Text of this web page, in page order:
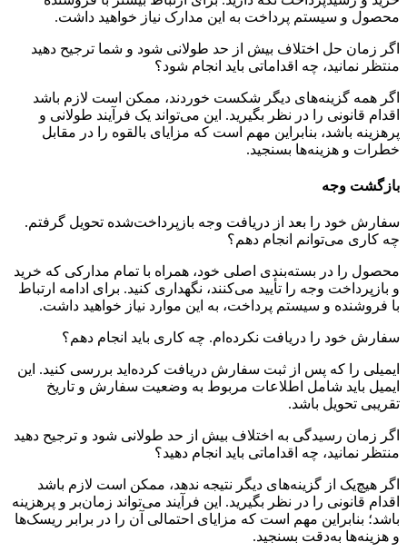
محصول و سیستم پرداخت به این مدارک نیاز خواهید داشت.
اگر زمان حل اختلاف بیش از حد طولانی شود و شما ترجیح دهید
منتظر نمانید، چه اقداماتی باید انجام شود؟
اگر همه گزینه‌های دیگر شکست خوردند، ممکن است لازم باشد
اقدام قانونی را در نظر بگیرید. این می‌تواند یک فرآیند طولانی و
پرهزینه باشد، بنابراین مهم است که مزایای بالقوه را در مقابل
خطرات و هزینه‌ها بسنجید.
بازگشت وجه
سفارش خود را بعد از دریافت وجه بازپرداخت‌شده تحویل گرفتم.
چه کاری می‌توانم انجام دهم؟
محصول را در بسته‌بندی اصلی خود، همراه با تمام مدارکی که خرید
و بازپرداخت وجه را تأیید می‌کنند، نگهداری کنید. برای ادامه ارتباط
با فروشنده و سیستم پرداخت، به این موارد نیاز خواهید داشت.
سفارش خود را دریافت نکرده‌ام. چه کاری باید انجام دهم؟
ایمیلی را که پس از ثبت سفارش دریافت کرده‌اید بررسی کنید. این
ایمیل باید شامل اطلاعات مربوط به وضعیت سفارش و تاریخ
تقریبی تحویل باشد.
اگر زمان رسیدگی به اختلاف بیش از حد طولانی شود و ترجیح دهید
منتظر نمانید، چه اقداماتی باید انجام دهید؟
اگر هیچ‌یک از گزینه‌های دیگر نتیجه ندهد، ممکن است لازم باشد
اقدام قانونی را در نظر بگیرید. این فرآیند می‌تواند زمان‌بر و پرهزینه
باشد؛ بنابراین مهم است که مزایای احتمالی آن را در برابر ریسک‌ها
و هزینه‌ها به‌دقت بسنجید.